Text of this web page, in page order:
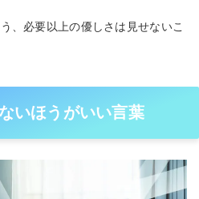
、必要以上の優しさは見せないこ
いほうがいい言葉